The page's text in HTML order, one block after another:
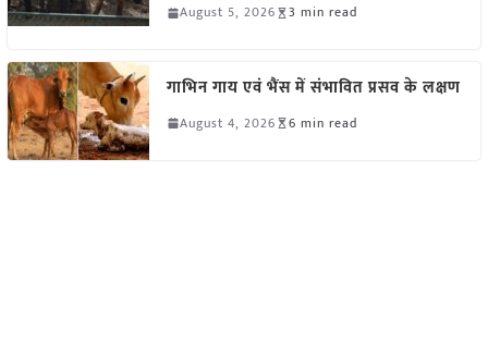
August 5, 2026 3 min read
गाभिन गाय एवं भैंस में संभावित प्रसव के लक्षण
August 4, 2026 6 min read